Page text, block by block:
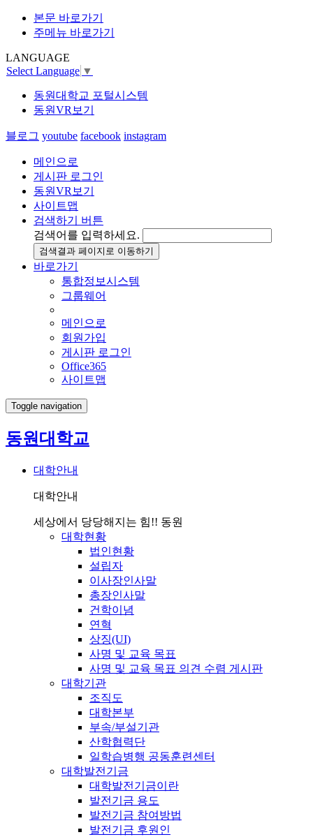
본문 바로가기
주메뉴 바로가기
LANGUAGE
Select Language ▼
동원대학교 포털시스템
동원VR보기
블로그 youtube facebook instagram
메인으로
게시판 로그인
동원VR보기
사이트맵
검색하기 버튼
검색어를 입력하세요.
검색결과 페이지로 이동하기
바로가기
통합정보시스템
그룹웨어
메인으로
회원가입
게시판 로그인
Office365
사이트맵
Toggle navigation
동원대학교
대학안내
대학안내
세상에서 당당해지는 힘!! 동원
대학현황
법인현황
설립자
이사장인사말
총장인사말
건학이념
연혁
상징(UI)
사명 및 교육 목표
사명 및 교육 목표 의견 수렴 게시판
대학기관
조직도
대학본부
부속/부설기관
산학협력단
일학습병행 공동훈련센터
대학발전기금
대학발전기금이란
발전기금 용도
발전기금 참여방법
발전기금 후원인